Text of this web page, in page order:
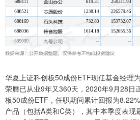
华夏上证科创板50成份ETF现任基金经理
荣膺已从业9年又360天，2020年9月28日
板50成份ETF，任职期间累计回报为
产品（包括A类和C类），其中本季度表现